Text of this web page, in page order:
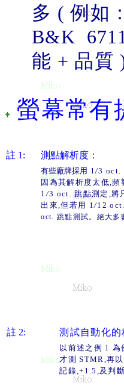
多 (例如
B&K
能 + 品質
螢幕常有
註 1: 測點解析度：
有些廠牌採用 1/3 oct.
因為其解析度太低,頻
1/3 oct.跳點測定 ,將
出來,但若用 1/12 oct.
oct. 跳點測試。絕大多
註 2: 測試自動化的
以前述之例 1為
才測 STMR,再
記錄,+1.5,及判